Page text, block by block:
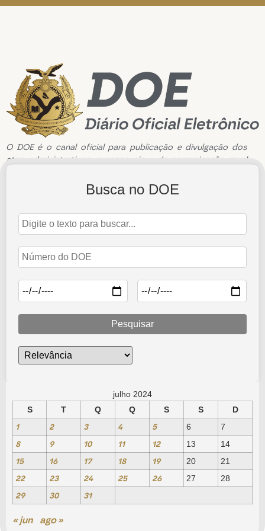
O DOE é o canal oficial para publicação e divulgação dos
atos administrativos, processuais e de comunicação geral
Edição de n°3349 de 4 de julho de 2024
4 de julho de 2024
Abrir Edição
Busca no DOE
Pesquisar
julho 2024
S
T Q Q S S D
1 2 3 4 5 6 7
8 9 10 11 12 13 14
15 16 17 18 19 20 21
22 23 24 25 26 27 28
29 30 31
« jun ago »